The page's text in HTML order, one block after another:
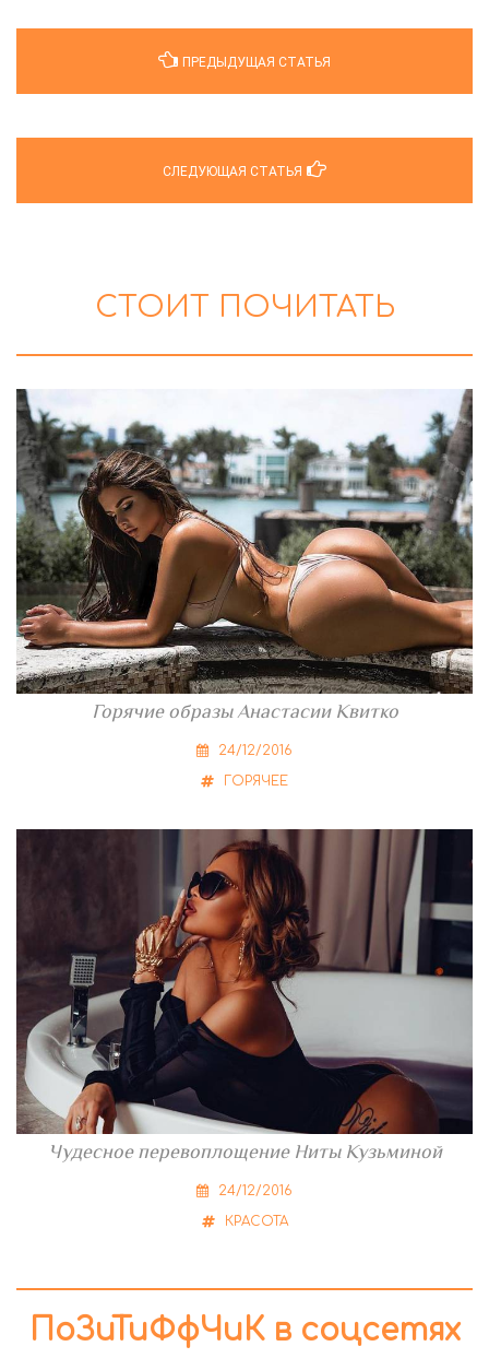
ПРЕДЫДУЩАЯ СТАТЬЯ
СЛЕДУЮЩАЯ СТАТЬЯ
СТОИТ ПОЧИТАТЬ
Горячие образы Анастасии Квитко
24/12/2016
ГОРЯЧЕЕ
Чудесное перевоплощение Ниты Кузьминой
24/12/2016
КРАСОТА
ПоЗиТиФфЧиК в соцсетях